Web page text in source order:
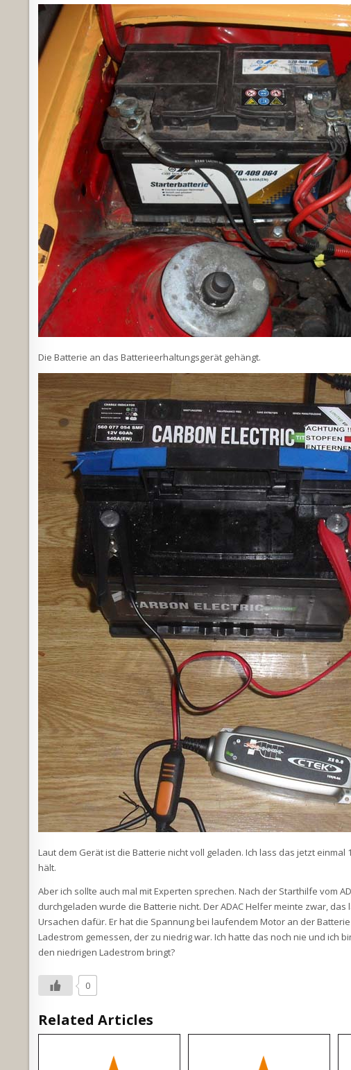
Die Batterie an das Batterieerhaltungsgerät gehängt.
Laut dem Gerät ist die Batterie nicht voll geladen. Ich lass das jetzt
hält.
Aber ich sollte auch mal mit Experten sprechen. Nach der Starthilfe vom
durchgeladen wurde die Batterie nicht. Der ADAC Helfer meinte zwar,
Ursachen dafür. Er hat die Spannung bei laufendem Motor an der
Ladestrom gemessen, der zu niedrig war. Ich hatte das noch nie und ich
den niedrigen Ladestrom bringt?
0
Related Articles